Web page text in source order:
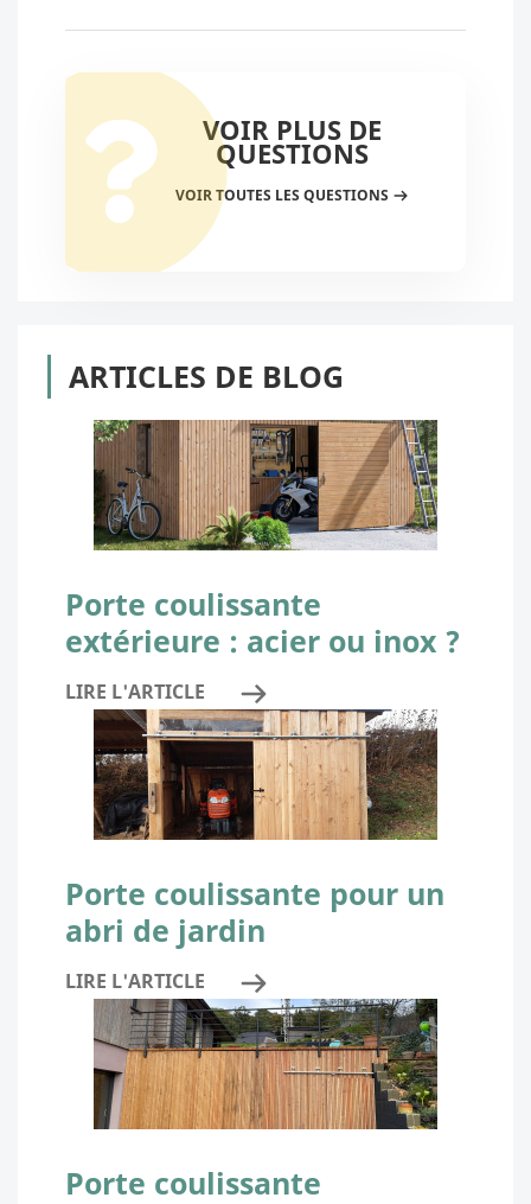
VOIR PLUS DE
QUESTIONS
VOIR TOUTES LES QUESTIONS
ARTICLES DE BLOG
Porte coulissante
extérieure : acier ou inox ?
LIRE L'ARTICLE
Porte coulissante pour un
abri de jardin
LIRE L'ARTICLE
Porte coulissante